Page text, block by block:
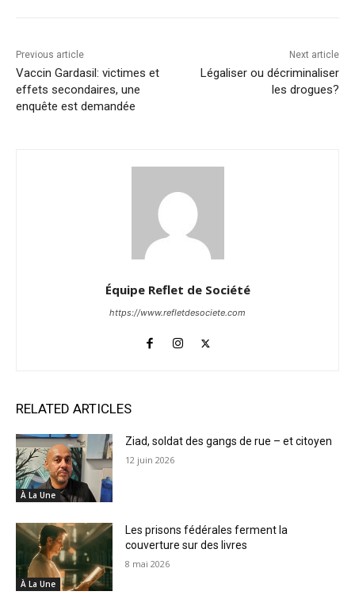
Previous article
Vaccin Gardasil: victimes et
effets secondaires, une
enquête est demandée
Next article
Légaliser ou décriminaliser
les drogues?
Équipe Reflet de Société
https://www.refletdesociete.com
RELATED ARTICLES
À La Une
Ziad, soldat des gangs de rue – et citoyen
12 juin 2026
À La Une
Les prisons fédérales ferment la
couverture sur des livres
8 mai 2026